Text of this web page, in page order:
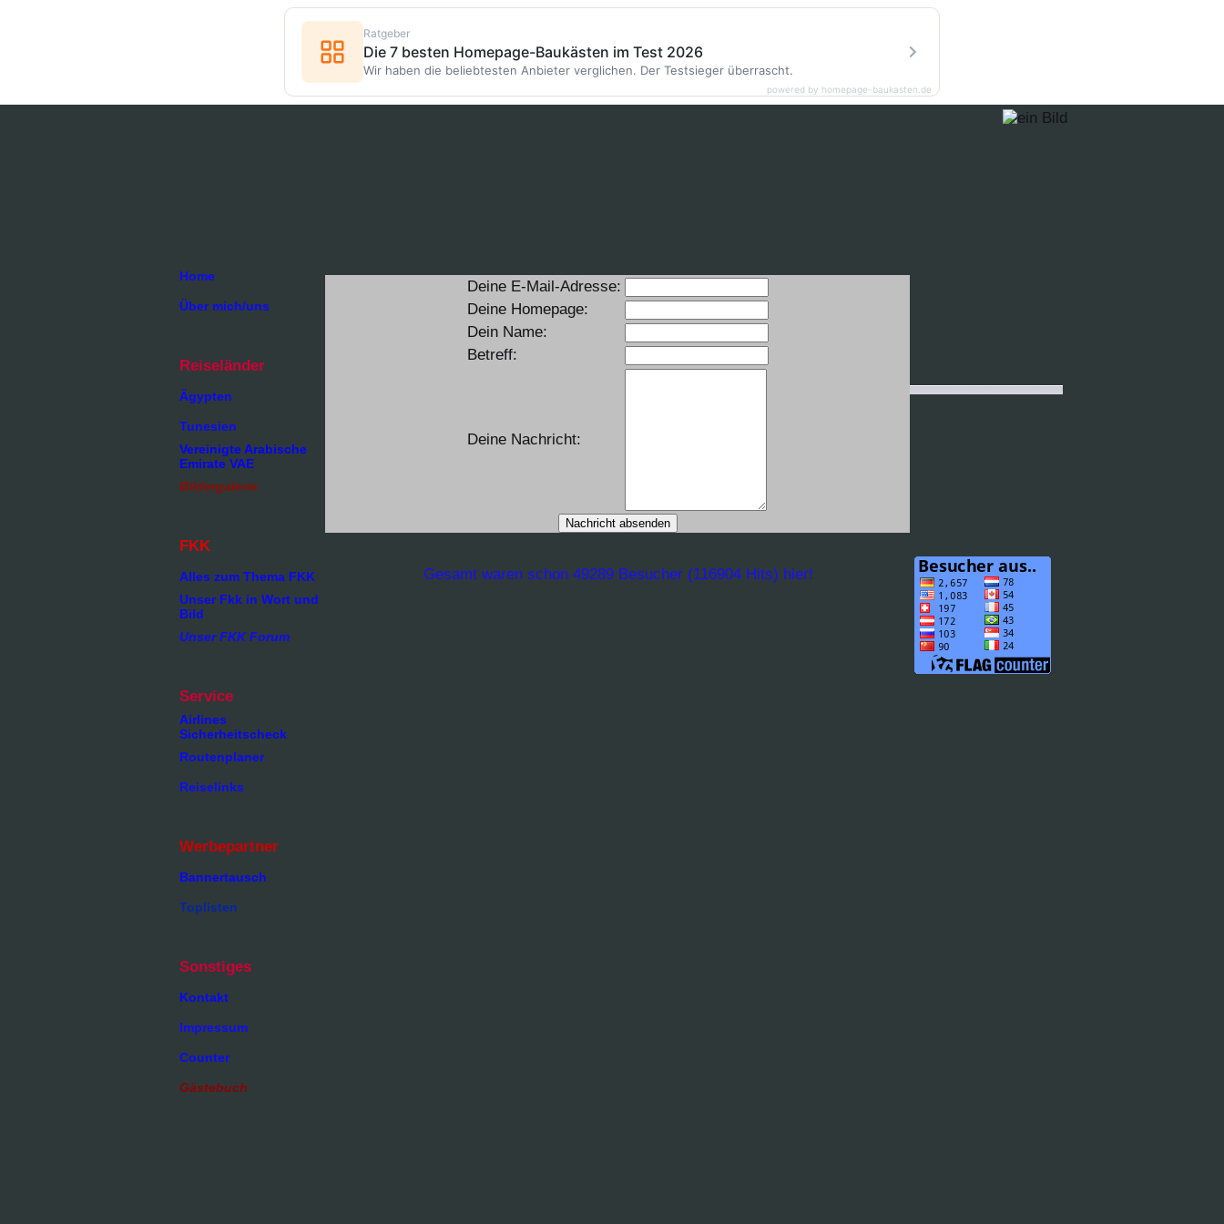
Home
Über mich/uns
Reiseländer
Ägypten
Tunesien
Vereinigte Arabische
Emirate VAE
Bildergalerie
FKK
Alles zum Thema FKK
Unser Fkk in Wort und
Bild
Unser FKK Forum
Service
Airlines
Sicherheitscheck
Routenplaner
Reiselinks
Werbepartner
Bannertausch
Toplisten
Sonstiges
Kontakt
Impressum
Counter
Gästebuch
Deine E-Mail-Adresse:
Deine Homepage:
Dein Name:
Betreff:
Deine Nachricht:
Gesamt waren schon 49289 Besucher (116904 Hits) hier!
Ratgeber
Die 7 besten Homepage-Baukästen im Test 2026
Wir haben die beliebtesten Anbieter verglichen. Der Testsieger überrascht.
powered by homepage-baukasten.de